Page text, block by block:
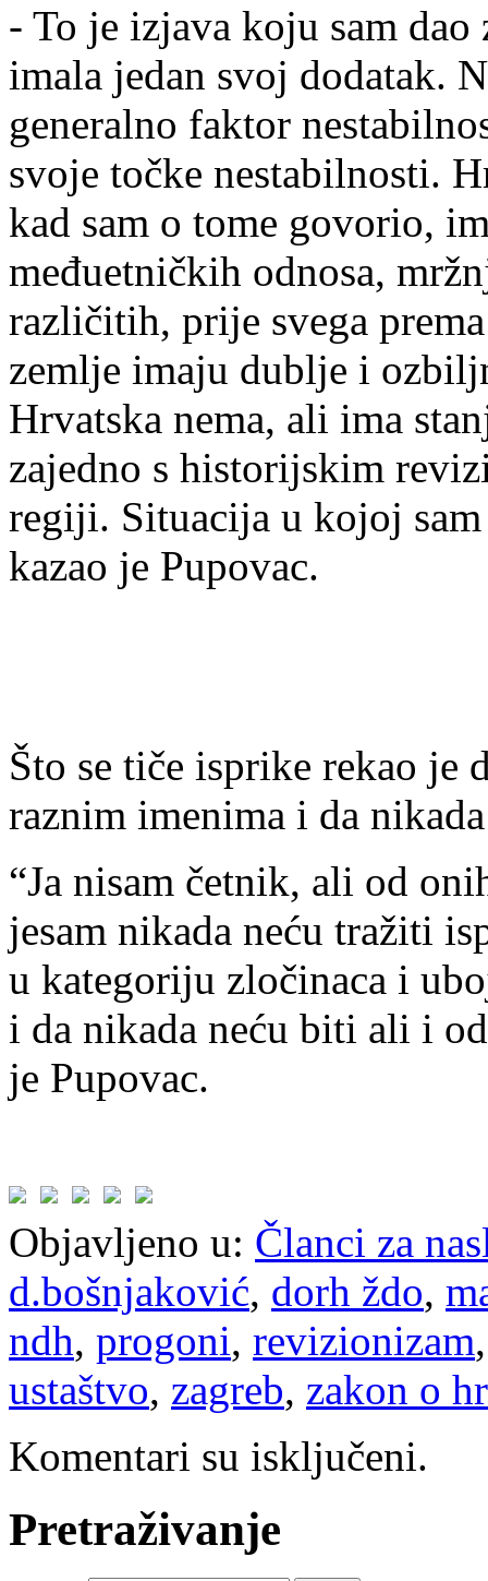
- To je izjava koju sam
imala jedan svoj dodatak.
generalno faktor
svoje točke nestabilnosti.
kad sam o tome govorio,
međuetničkih odnosa,
različitih, prije svega
zemlje imaju dublje i
Hrvatska nema, ali ima
zajedno s historijskim
regiji. Situacija u kojoj
kazao je Pupovac.
Što se tiče isprike rekao je
raznim imenima i da
“Ja nisam četnik, ali od
jesam nikada neću tražiti
u kategoriju zločinaca i
i da nikada neću biti ali i
je Pupovac.
Objavljeno u: Članci za
d.bošnjaković, dorh ždo,
ndh, progoni, revizionizam
ustaštvo, zagreb, zakon o
Komentari su isključeni.
Pretraživanje